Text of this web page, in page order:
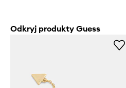
Odkryj produkty Guess